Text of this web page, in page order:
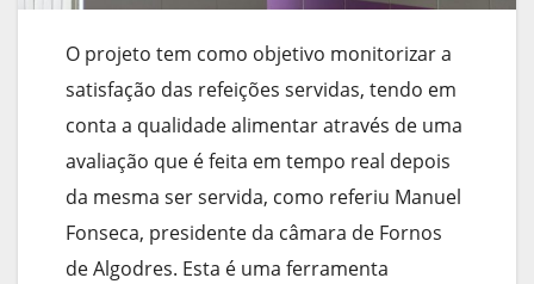
O projeto tem como objetivo monitorizar a
satisfação das refeições servidas, tendo em
conta a qualidade alimentar através de uma
avaliação que é feita em tempo real depois
da mesma ser servida, como referiu Manuel
Fonseca, presidente da câmara de Fornos
de Algodres. Esta é uma ferramenta